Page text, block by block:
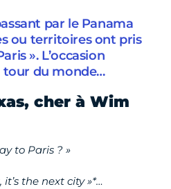
par le Panama
ou territoires ont pris
». L’occasion
du monde…
cher à Wim
to Paris ? »
the next city »*…